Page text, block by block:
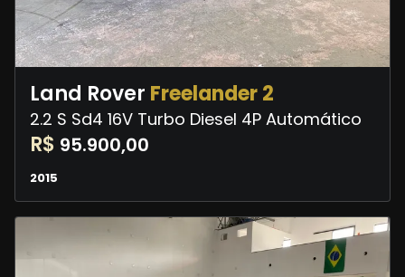
Land Rover Freelander 2
2.2 S Sd4 16V Turbo Diesel 4P Automático
R$ 95.900,00
2015